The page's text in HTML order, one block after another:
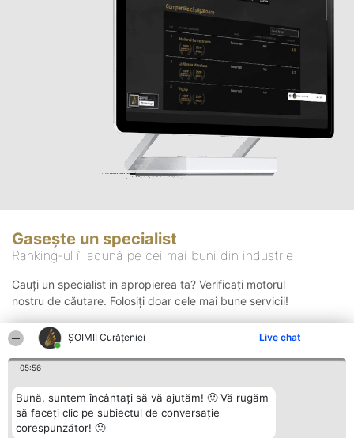
ȘOIMII Curățeniei Live chat
05:56
Bună, suntem încântați să vă ajutăm! 🙂 Vă rugăm
să faceți clic pe subiectul de conversație
corespunzător! 🙂
Gasește un specialist
Ranking-ul îi adună pe cei mai buni din industrie
Cauți un specialist in apropierea ta? Verificați motorul
nostru de căutare. Folosiți doar cele mai bune servicii!